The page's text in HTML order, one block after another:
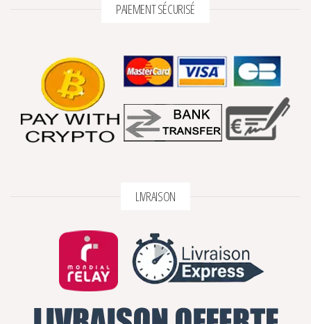
PAIEMENT SÉCURISÉ
LIVRAISON